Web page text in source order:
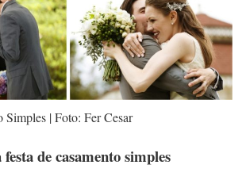
Simples | Foto: Fer Cesar
de casamento simples